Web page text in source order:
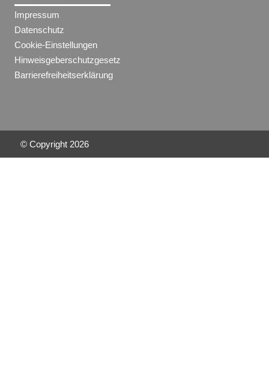
Impressum
Datenschutz
Cookie-Einstellungen
Hinweisgeberschutzgesetz
Barrierefreiheitserklärung
© Copyright2026